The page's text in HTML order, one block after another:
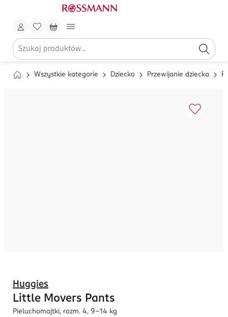
Wszystkie kategorie Dziecko Przewijanie dziecka
Huggies
Little Movers Pants
Pieluchomajtki, rozm. 4, 9-14 kg